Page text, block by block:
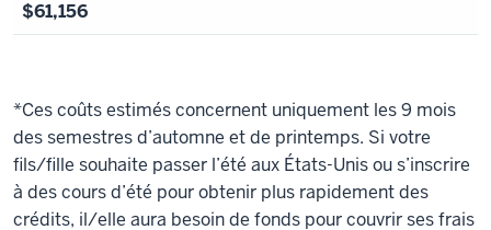
$61,156
*Ces coûts estimés concernent uniquement les 9 mois
des semestres d’automne et de printemps. Si votre
fils/fille souhaite passer l’été aux États-Unis ou s’inscrire
à des cours d’été pour obtenir plus rapidement des
crédits, il/elle aura besoin de fonds pour couvrir ses frais